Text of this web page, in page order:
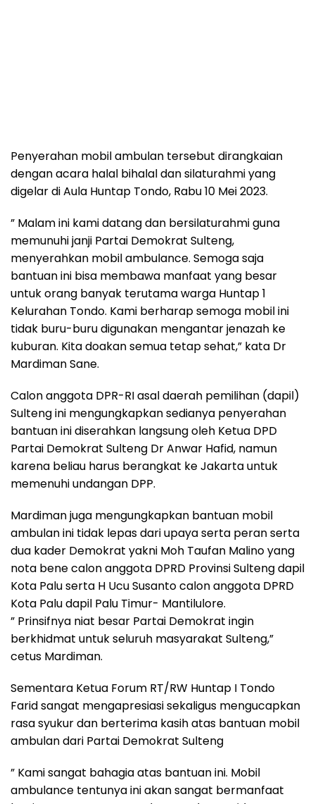
Penyerahan mobil ambulan tersebut dirangkaian
dengan acara halal bihalal dan silaturahmi yang
digelar di Aula Huntap Tondo, Rabu 10 Mei 2023.
” Malam ini kami datang dan bersilaturahmi guna
memunuhi janji Partai Demokrat Sulteng,
menyerahkan mobil ambulance. Semoga saja
bantuan ini bisa membawa manfaat yang besar
untuk orang banyak terutama warga Huntap 1
Kelurahan Tondo. Kami berharap semoga mobil ini
tidak buru-buru digunakan mengantar jenazah ke
kuburan. Kita doakan semua tetap sehat,” kata Dr
Mardiman Sane.
Calon anggota DPR-RI asal daerah pemilihan (dapil)
Sulteng ini mengungkapkan sedianya penyerahan
bantuan ini diserahkan langsung oleh Ketua DPD
Partai Demokrat Sulteng Dr Anwar Hafid, namun
karena beliau harus berangkat ke Jakarta untuk
memenuhi undangan DPP.
Mardiman juga mengungkapkan bantuan mobil
ambulan ini tidak lepas dari upaya serta peran serta
dua kader Demokrat yakni Moh Taufan Malino yang
nota bene calon anggota DPRD Provinsi Sulteng dapil
Kota Palu serta H Ucu Susanto calon anggota DPRD
Kota Palu dapil Palu Timur- Mantilulore.
” Prinsifnya niat besar Partai Demokrat ingin
berkhidmat untuk seluruh masyarakat Sulteng,”
cetus Mardiman.
Sementara Ketua Forum RT/RW Huntap I Tondo
Farid sangat mengapresiasi sekaligus mengucapkan
rasa syukur dan berterima kasih atas bantuan mobil
ambulan dari Partai Demokrat Sulteng
” Kami sangat bahagia atas bantuan ini. Mobil
ambulance tentunya ini akan sangat bermanfaat